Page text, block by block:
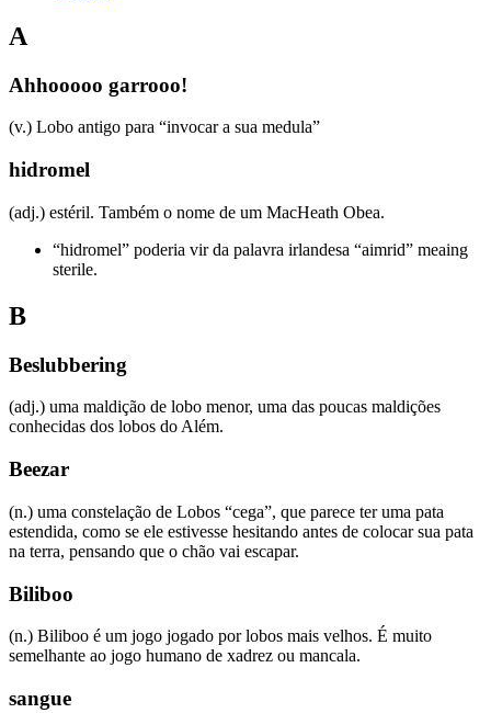
A
Ahhooooo garrooo!
(v.) Lobo antigo para “invocar a sua medula”
hidromel
(adj.) estéril. Também o nome de um MacHeath Obea.
“hidromel” poderia vir da palavra irlandesa “aimrid” meaing
sterile.
B
Beslubbering
(adj.) uma maldição de lobo menor, uma das poucas maldições
conhecidas dos lobos do Além.
Beezar
(n.) uma constelação de Lobos “cega”, que parece ter uma pata
estendida, como se ele estivesse hesitando antes de colocar sua pata
na terra, pensando que o chão vai escapar.
Biliboo
(n.) Biliboo é um jogo jogado por lobos mais velhos. É muito
semelhante ao jogo humano de xadrez ou mancala.
sangue